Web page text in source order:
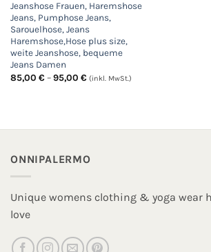
Jeanshose Frauen, Haremshose
Jeans, Pumphose Jeans,
Sarouelhose, Jeans
Haremshose,Hose plus size,
weite Jeanshose, bequeme
Jeans Damen
85,00 € – 95,00 €Preisspanne:
(inkl. MwSt.)
ONNIPALERMO
Unique womens clothing & yoga wear
love